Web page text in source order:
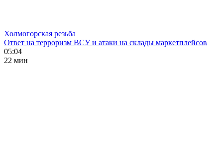
Холмогорская резьба
Ответ на терроризм ВСУ и атаки на склады маркетплейсов
05:04
22 мин